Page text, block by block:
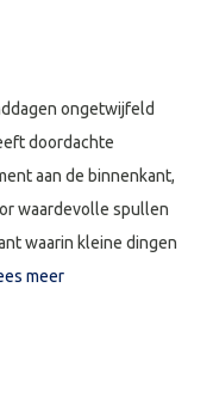
ongetwijfeld
doordachte
aan de binnenkant,
waardevolle spullen
waarin kleine dingen
meer